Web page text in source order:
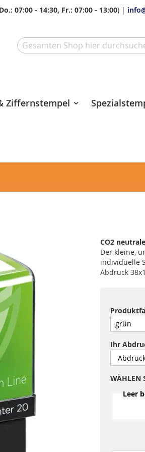
07:00 - 14:30, Fr.: 07:00 - 13:00) |
Ziffernstempel
CO2
Der kleine,
individuelle
Abdruck
Ihr
WÄHLEN
Leer